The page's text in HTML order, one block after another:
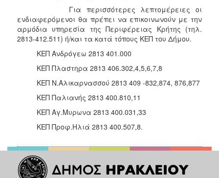
Για περισσότερες λεπτομέρειες οι
ενδιαφερόμενοι θα πρέπει να επικοινωνούν με την
αρμόδια υπηρεσία της Περιφέρειας Κρήτης (τηλ.
2813-412.511) ή/και τα κατά τόπους ΚΕΠ του Δήμου.
ΚΕΠ Ανδρόγεω 2813 401.000
ΚΕΠ Πλαστηρα 2813 406.302,4,5,6,7,8
ΚΕΠ Ν.Αλικαρνασσού 2813 409 -832,874, 876,877
ΚΕΠ Παλιανής 2813 400.810,11
ΚΕΠ Αγ.Μυρωνα 2813 400.031,33
ΚΕΠ Προφ.Ηλιά 2813 400.507,8.